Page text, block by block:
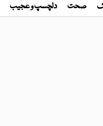
صحت دلچسپ و عجیب